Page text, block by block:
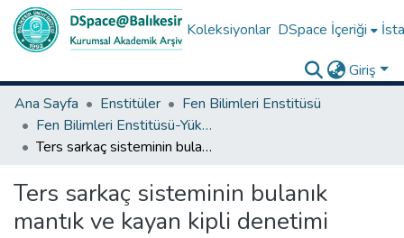
Koleksiyonlar DSpace İçeriği
Giriş
Ana Sayfa
Enstitüler
Fen Bilimleri Enstitüsü
Fen Bilimleri Enstitüsü-Yüksek Lisans Tezleri
Ters sarkaç sisteminin bulanık mantık ve kayan kipli denetimi
Ters sarkaç sisteminin bulanık
mantık ve kayan kipli denetimi